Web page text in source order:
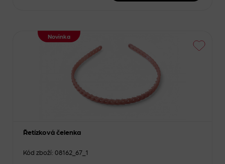
Novinka
Řetízková čelenka
Kód zboží: 08162_67_1